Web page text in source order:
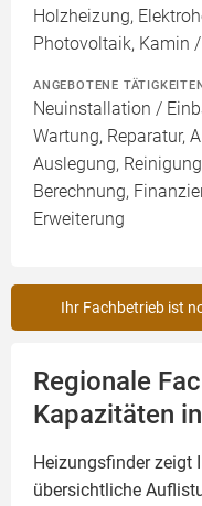
Holzheizung,
Photovoltaik, Kamin
ANGEBOTENE
Neuinstallation /
Wartung, Reparatur,
Auslegung,
Berechnung,
Erweiterung
Ihr Fachbetrieb ist
Regionale
Kapazitäten
Heizungsfinder zeigt
übersichtliche